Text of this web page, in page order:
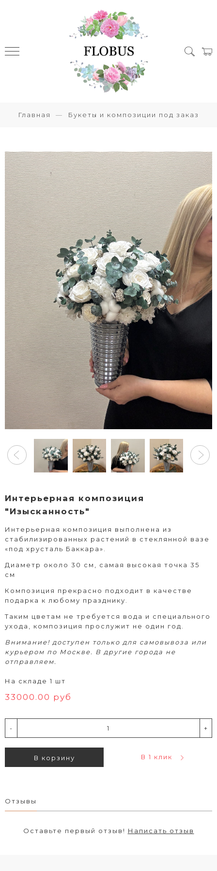
Главная Букеты и композиции под заказ
Интерьерная композиция
"Изысканность"
Интерьерная композиция выполнена из
стабилизированных растений в стеклянной вазе
«под хрусталь Баккара».
Диаметр около 30 см, самая высокая точка 35
см
Композиция прекрасно подходит в качестве
подарка к любому празднику.
Таким цветам не требуется вода и специального
ухода, композиция прослужит не один год.
Внимание! доступен только для самовывоза или
курьером по Москве. В другие города не
отправляем.
На складе 1 шт
33000.00 руб
- +
В корзину В 1 клик
Отзывы
Оставьте первый отзыв! Написать отзыв